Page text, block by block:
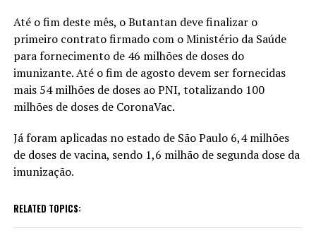
Até o fim deste mês, o Butantan deve finalizar o
primeiro contrato firmado com o Ministério da Saúde
para fornecimento de 46 milhões de doses do
imunizante. Até o fimde agostodevem ser fornecidas
mais 54 milhões de doses ao PNI, totalizando 100
milhões de doses de CoronaVac.
Já foram aplicadas no estado de São Paulo 6,4 milhões
de doses de vacina, sendo 1,6 milhão de segundadose da
imunização.
RELATED TOPICS: